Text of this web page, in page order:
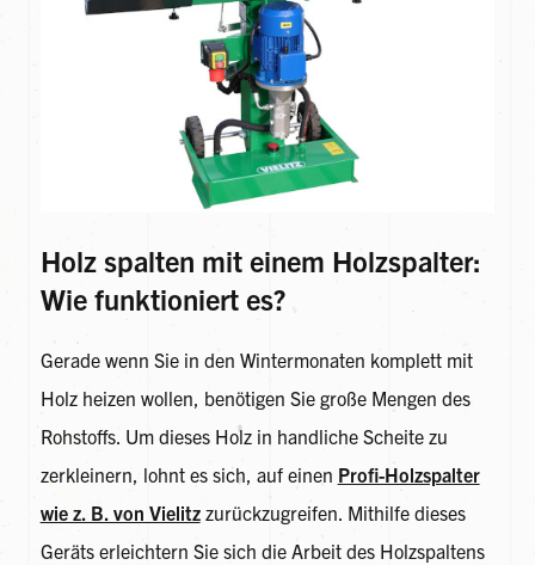
Holz spalten mit einem Holzspalter:
Wie funktioniert es?
Gerade wenn Sie in den Wintermonaten komplett mit
Holz heizen wollen, benötigen Sie große Mengen des
Rohstoffs. Um dieses Holz in handliche Scheite zu
zerkleinern, lohnt es sich, auf einen Profi-Holzspalter
wie z. B. von Vielitzzurückzugreifen. Mithilfe dieses
Geräts erleichtern Sie sich die Arbeit des Holzspaltens